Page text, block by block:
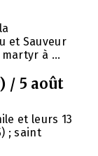
et Sauveur
martyr à ...
/ 5 août
et leurs 13
; saint